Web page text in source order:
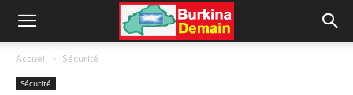
Accueil Sécurité
Sécurité